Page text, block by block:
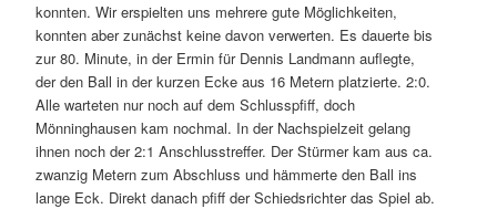
konnten. Wir erspielten uns mehrere gute Möglichkeiten,
konnten aber zunächst keine davon verwerten. Es dauerte bis
zur 80. Minute, in der Ermin für Dennis Landmann auflegte,
der den Ball in der kurzen Ecke aus 16 Metern platzierte. 2:0.
Alle warteten nur noch auf dem Schlusspfiff, doch
Mönninghausen kam nochmal. In der Nachspielzeit gelang
ihnen noch der 2:1 Anschlusstreffer. Der Stürmer kam aus ca.
zwanzig Metern zum Abschluss und hämmerte den Ball ins
lange Eck. Direkt danach pfiff der Schiedsrichter das Spiel ab.